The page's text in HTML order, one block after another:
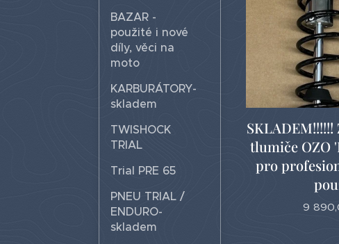
BAZAR -
použité i nové
díly, věci na
moto
KARBURÁTORY-
skladem
TWISHOCK
TRIAL
Trial PRE 65
PNEU TRIAL /
ENDURO-
skladem
tlumiče OZO
pro
9